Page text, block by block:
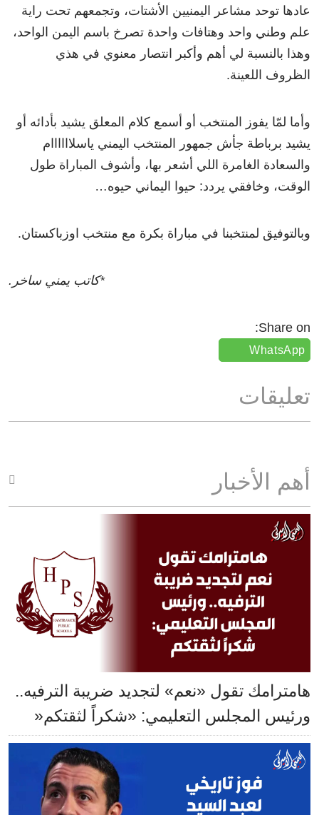
عادها توحد مشاعر اليمنيين الأشتات، وتجمعهم تحت راية
علم وطني واحد وهتافات واحدة تصرخ باسم اليمن الواحد،
وهذا بالنسبة لي أهم وأكبر انتصار معنوي في هذي
الظروف اللعينة.
وأما لمّا يفوز المنتخب أو أسمع كلام المعلق يشيد بأدائه أو
يشيد برباطة جأش جمهور المنتخب اليمني ياسلاااااام
والسعادة الغامرة اللي أشعر بها، وأشوف المباراة طول
الوقت، وخافقي يردد: حيوا اليماني حيوه…
وبالتوفيق لمنتخبنا في مباراة بكرة مع منتخب اوزباكستان.
*كاتب يمني ساخر.
Share on:
WhatsApp
تعليقات
أهم الأخبار
هامترامك تقول «نعم» لتجديد ضريبة الترفيه..
ورئيس المجلس التعليمي: «شكراً لثقتكم«